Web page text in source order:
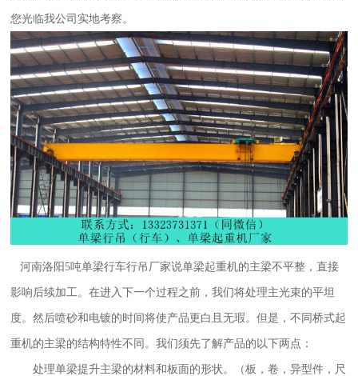
您光临我公司实地考察。
河南洛阳5吨单梁行车行吊厂家说单梁起重机的主梁不平整，直接
影响后续加工。在进入下一个过程之前，我们将处理主光束的平坦
度。然后喷砂和电镀的时间将使产品更白且无瑕。但是，不同桥式起
重机的主梁的结构特性不同。我们须先了解产品的以下两点：
处理单梁提升主梁的材料和板面的形状。（板，卷，异型件，尺